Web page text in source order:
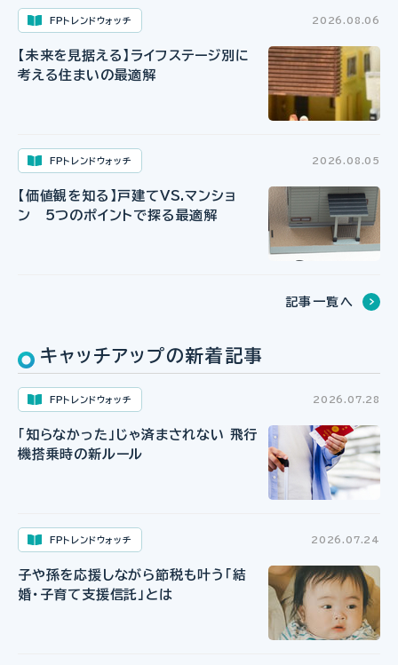
FPトレンドウォッチ 2026.08.06
【未来を見据える】ライフステージ別に
考える住まいの最適解
FPトレンドウォッチ 2026.08.05
【価値観を知る】戸建てVS.マンショ
ン 5つのポイントで探る最適解
記事一覧へ
キャッチアップの新着記事
FPトレンドウォッチ 2026.07.28
「知らなかった」じゃ済まされない 飛行
機搭乗時の新ルール
FPトレンドウォッチ 2026.07.24
子や孫を応援しながら節税も叶う「結
婚・子育て支援信託」とは